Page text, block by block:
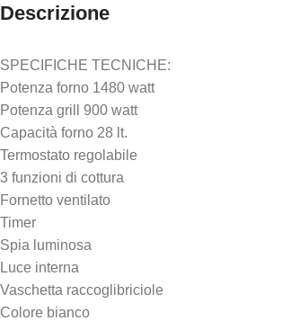
Descrizione
SPECIFICHE TECNICHE:
Potenza forno 1480 watt
Potenza grill 900 watt
Capacità forno 28 lt.
Termostato regolabile
3 funzioni di cottura
Fornetto ventilato
Timer
Spia luminosa
Luce interna
Vaschetta raccoglibriciole
Colore bianco